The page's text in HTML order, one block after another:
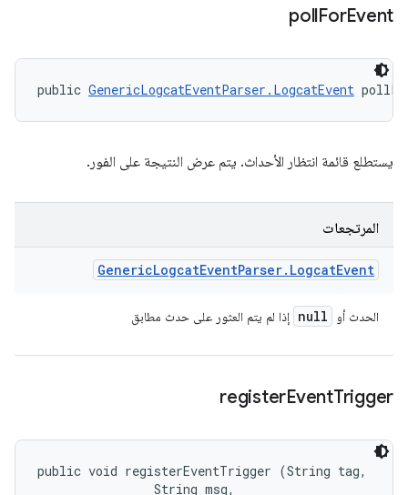
pollForEvent
public GenericLogcatEventParser.LogcatEvent
يستطلع قائمة انتظار الأحداث. يتم عرض النتيجة على الفور.
المرتجعات
GenericLogcatEventParser. LogcatEvent
الحدث أو null إذا لم يتم العثور على حدث مطابق
registerEventTrigger
public void registerEventTrigger (String tag,
                String msg,